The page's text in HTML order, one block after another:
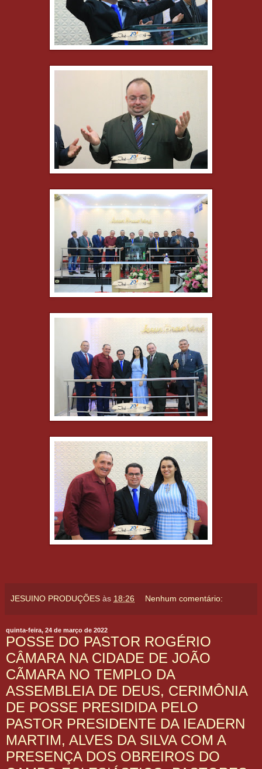
JESUINO PRODUÇÕES às 18:26 Nenhum comentário:
quinta-feira, 24 de março de 2022
POSSE DO PASTOR ROGÉRIO
CÂMARA NA CIDADE DE JOÃO
CÃMARA NO TEMPLO DA
ASSEMBLEIA DE DEUS, CERIMÔNIA
DE POSSE PRESIDIDA PELO
PASTOR PRESIDENTE DA IEADERN
MARTIM, ALVES DA SILVA COM A
PRESENÇA DOS OBREIROS DO